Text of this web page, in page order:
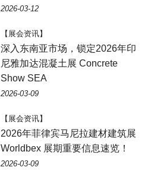
2026-03-12
【展会资讯】
深入东南亚市场，锁定2026年印
尼雅加达混凝土展 Concrete
Show SEA
2026-03-09
【展会资讯】
2026年菲律宾马尼拉建材建筑展
Worldbex 展期重要信息速览！
2026-03-09